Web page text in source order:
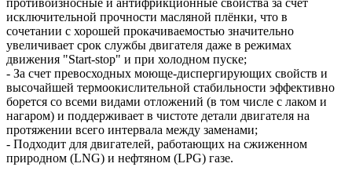
исключительной прочности масляной плёнки, что в
сочетании с хорошей прокачиваемостью значительно
увеличивает срок службы двигателя даже в режимах
движения "Start-stop" и при холодном пуске;
- За счет превосходных моюще-диспергирующих свойств и
высочайшей термоокислительной стабильности эффективно
борется со всеми видами отложений (в том числе с лаком и
нагаром) и поддерживает в чистоте детали двигателя на
протяжении всего интервала между заменами;
- Подходит для двигателей, работающих на сжиженном
природном (LNG) и нефтяном (LPG) газе.